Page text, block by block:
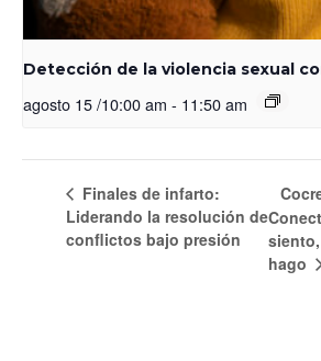
Detección de la violencia sexual
agosto 15 /10:00 am - 11:50 am
Finales de infarto:
Liderando la resolución de
conflictos bajo presión
hago